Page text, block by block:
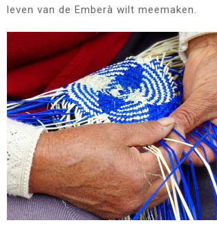
leven van de Emberà wilt meemaken.